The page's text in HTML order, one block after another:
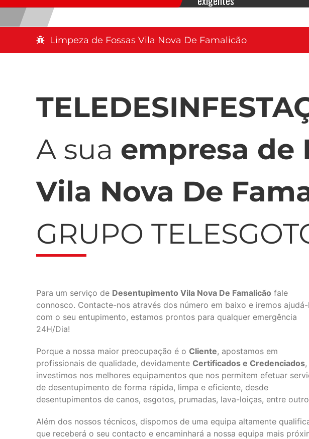
Limpeza de Fossas Vila Nova De Famalicão
A sua empresa de
Vila Nova De
GRUPO
Para um serviço de Desentupimento Vila Nova De Famalicão fale
connosco. Contacte-nos através dos número em baixo e iremos
com o seu entupimento, estamos prontos para qualquer emergência
24H/Dia!
Porque a nossa maior preocupação é o Cliente, apostamos em
profissionais de qualidade, devidamente Certificados e Credenciados
investimos nos melhores equipamentos que nos permitem efetuar
de desentupimento de forma rápida, limpa e eficiente, desde
desentupimentos de canos, esgotos, prumadas, lava-loiças, entre
Além dos nossos técnicos, dispomos de uma equipa altamente
que receberá o seu contacto e encaminhará a nossa equipa mais